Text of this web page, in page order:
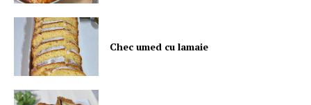
Chec umed cu lamaie